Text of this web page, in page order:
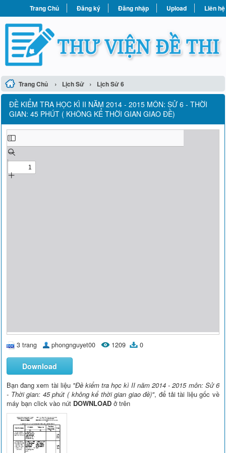
Trang Chủ Đăng ký Đăng nhập Upload Liên hệ
Trang Chủ › Lịch Sử › Lịch Sử 6
ĐỀ KIỂM TRA HỌC KÌ II NĂM 2014 - 2015 MÔN: SỬ 6 - THỜI
GIAN: 45 PHÚT ( KHÔNG KỂ THỜI GIAN GIAO ĐỀ)
3 trang phongnguyet00 1209 0
Download
Bạn đang xem tài liệu "Đề kiểm tra học kì II năm 2014 - 2015 môn: Sử 6
- Thời gian: 45 phút ( không kể thời gian giao đề)", để tải tài liệu gốc về
máy bạn click vào nút DOWNLOAD ở trên